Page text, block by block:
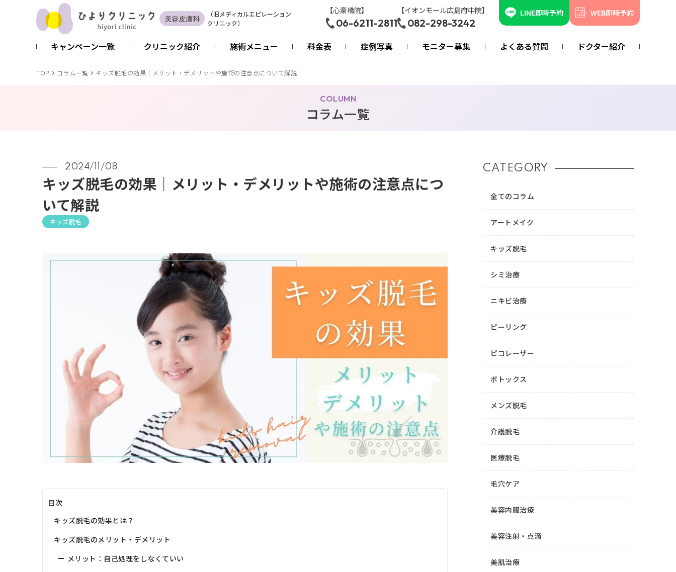
美容皮膚科 （旧メディカルエピレーション
クリニック）
【心斎橋院】
06-6211-2811
【イオンモール広島府中院】
082-298-3242
LINE即時予約 WEB即時予約
キャンペーン一覧 クリニック紹介 施術メニュー 料金表 症例写真 モニター募集 よくある質問 ドクター紹介
TOP コラム一覧 キッズ脱毛の効果｜メリット・デメリットや施術の注意点について解説
COLUMN
コラム一覧
2024/11/08
キッズ脱毛の効果｜メリット・デメリットや施術の注意点につ
いて解説
キッズ脱毛
目次
キッズ脱毛の効果とは？
キッズ脱毛のメリット・デメリット
メリット：自己処理をしなくていい
CATEGORY
全てのコラム
アートメイク
キッズ脱毛
シミ治療
ニキビ治療
ピーリング
ピコレーザー
ボトックス
メンズ脱毛
介護脱毛
医療脱毛
毛穴ケア
美容内服治療
美容注射・点滴
美肌治療